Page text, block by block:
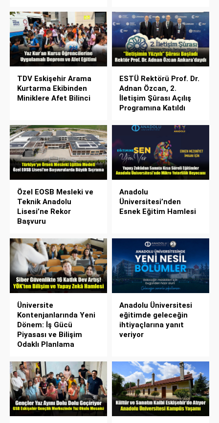
TDV Eskişehir Arama
Kurtarma Ekibinden
Miniklere Afet Bilinci
ESTÜ Rektörü Prof. Dr.
Adnan Özcan, 2.
İletişim Şûrası Açılış
Programına Katıldı
Özel EOSB Mesleki ve
Teknik Anadolu
Lisesi’ne Rekor
Başvuru
Anadolu
Üniversitesi’nden
Esnek Eğitim Hamlesi
Üniversite
Kontenjanlarında Yeni
Dönem: İş Gücü
Piyasası ve Bilişim
Odaklı Planlama
Anadolu Üniversitesi
eğitimde geleceğin
ihtiyaçlarına yanıt
veriyor